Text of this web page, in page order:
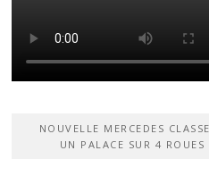
NOUVELLE MERCEDES
UN PALACE SUR 4 ROUES